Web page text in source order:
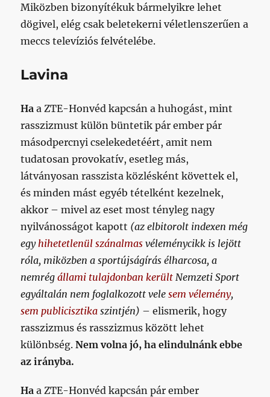
Miközben bizonyítékuk bármelyikre lehet
dögivel, elég csak beletekerni véletlenszerűen a
meccs televíziós felvételébe.
Lavina
Ha a ZTE-Honvéd kapcsán a huhogást, mint
rasszizmust külön büntetik pár ember pár
másodpercnyi cselekedetéért, amit nem
tudatosan provokatív, esetleg más,
látványosan rasszista közlésként követtek el,
és minden mást egyéb tételként kezelnek,
akkor – mivel az eset most tényleg nagy
nyilvánosságot kapott (az elbitorolt indexen még
egy hihetetlenül szánalmas véleménycikk is lejött
róla, miközben a sportújságírás élharcosa, a
nemrégállami tulajdonban került Nemzeti Sport
egyáltalán nem foglalkozott velesem vélemény,
sem publicisztika szintjén) – elismerik, hogy
rasszizmus és rasszizmus között lehet
különbség.Nem volna jó, ha elindulnánk ebbe
az irányba.
Ha a ZTE-Honvéd kapcsán pár ember